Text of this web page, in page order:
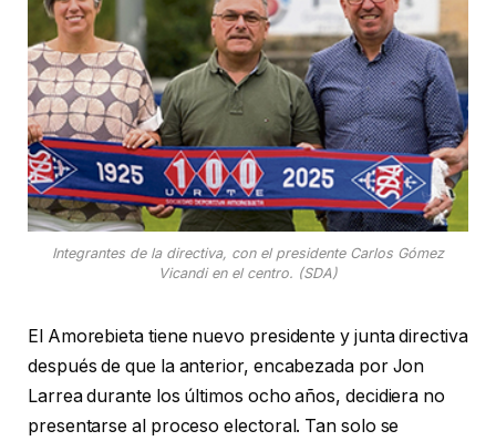
Integrantes de la directiva, con el presidente Carlos Gómez
Vicandi en el centro. (SDA)
El Amorebieta tiene nuevo presidente y junta directiva
después de que la anterior, encabezada por Jon
Larrea durante los últimos ocho años, decidiera no
presentarse al proceso electoral. Tan solo se